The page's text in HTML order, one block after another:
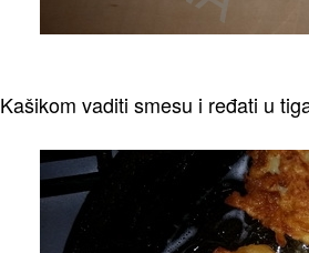
Kašikom vaditi smesu i ređati u